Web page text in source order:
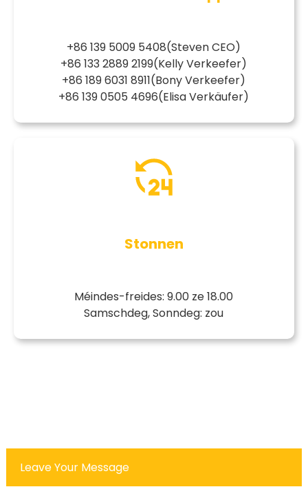
+86 139 5009 5408(Steven CEO)
+86 133 2889 2199(Kelly Verkeefer)
+86 189 6031 8911(Bony Verkeefer)
+86 139 0505 4696(Elisa Verkäufer)
Stonnen
Méindes-freides: 9.00 ze 18.00
Samschdeg, Sonndeg: zou
Leave Your Message